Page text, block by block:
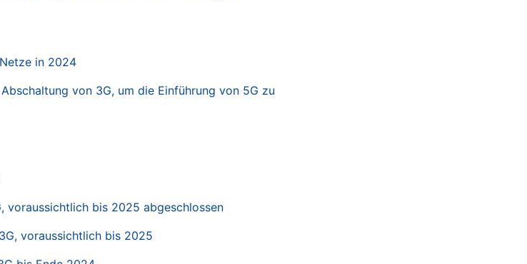
in 2024
von 3G, um die Einführung von 5G zu
voraussichtlich bis 2025 abgeschlossen
voraussichtlich bis 2025